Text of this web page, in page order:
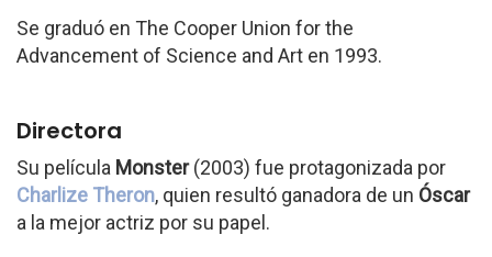
Se graduó en The Cooper Union for the
Advancement of Science and Art en 1993.
Directora
Su película Monster(2003) fue protagonizada por
Charlize Theron, quien resultó ganadora de un Óscar
a la mejor actriz por su papel.